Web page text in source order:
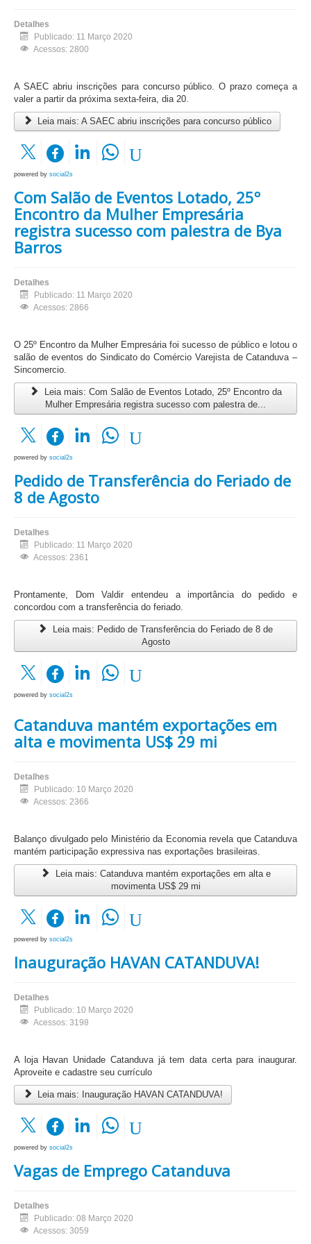
Detalhes
Publicado: 11 Março 2020
Acessos: 2800
A SAEC abriu inscrições para concurso público. O prazo começa a
valer a partir da próxima sexta-feira, dia 20.
Leia mais: A SAEC abriu inscrições para concurso público
powered by social2s
Com Salão de Eventos Lotado, 25º
Encontro da Mulher Empresária
registra sucesso com palestra de Bya
Barros
Detalhes
Publicado: 11 Março 2020
Acessos: 2866
O 25º Encontro da Mulher Empresária foi sucesso de público e lotou o
salão de eventos do Sindicato do Comércio Varejista de Catanduva –
Sincomercio.
Leia mais: Com Salão de Eventos Lotado, 25º Encontro da
Mulher Empresária registra sucesso com palestra de...
powered by social2s
Pedido de Transferência do Feriado de
8 de Agosto
Detalhes
Publicado: 11 Março 2020
Acessos: 2361
Prontamente, Dom Valdir entendeu a importância do pedido e
concordou com a transferência do feriado.
Leia mais: Pedido de Transferência do Feriado de 8 de
Agosto
powered by social2s
Catanduva mantém exportações em
alta e movimenta US$ 29 mi
Detalhes
Publicado: 10 Março 2020
Acessos: 2366
Balanço divulgado pelo Ministério da Economia revela que Catanduva
mantém participação expressiva nas exportações brasileiras.
Leia mais: Catanduva mantém exportações em alta e
movimenta US$ 29 mi
powered by social2s
Inauguração HAVAN CATANDUVA!
Detalhes
Publicado: 10 Março 2020
Acessos: 3198
A loja Havan Unidade Catanduva já tem data certa para inaugurar.
Aproveite e cadastre seu currículo
Leia mais: Inauguração HAVAN CATANDUVA!
powered by social2s
Vagas de Emprego Catanduva
Detalhes
Publicado: 08 Março 2020
Acessos: 3059